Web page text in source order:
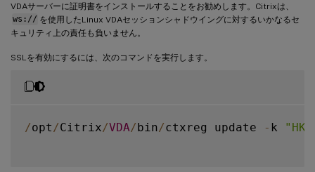
VDAサーバーに証明書をインストールすることをお勧めします。Citrixは、
ws:// を使用したLinux VDAセッションシャドウイングに対するいかなるセ
キュリティ上の責任も負いません。
SSLを有効にするには、次のコマンドを実行します。
/opt /Citrix/VDA/bin/ctxreg update - k